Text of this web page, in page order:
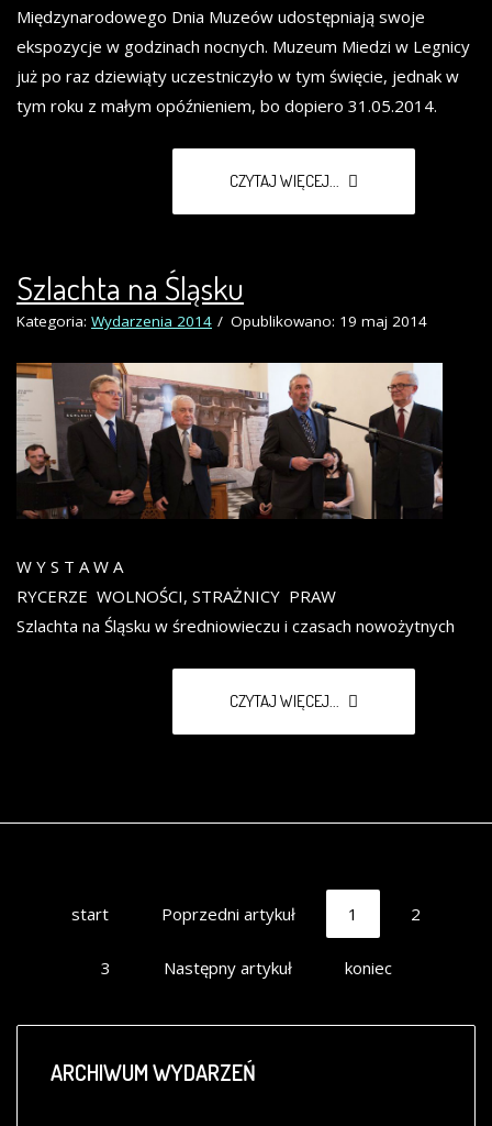
Międzynarodowego Dnia Muzeów udostępniają swoje
ekspozycje w godzinach nocnych. Muzeum Miedzi w Legnicy
już po raz dziewiąty uczestniczyło w tym święcie, jednak w
tym roku z małym opóźnieniem, bo dopiero 31.05.2014.
CZYTAJ WIĘCEJ...
Szlachta na Śląsku
Kategoria: Wydarzenia 2014 Opublikowano: 19 maj 2014
W Y S T A W A
RYCERZE WOLNOŚCI, STRAŻNICY PRAW
Szlachta na Śląsku w średniowieczu i czasach nowożytnych
CZYTAJ WIĘCEJ...
start Poprzedni artykuł 1 2
3 Następny artykuł koniec
ARCHIWUMWYDARZEŃ